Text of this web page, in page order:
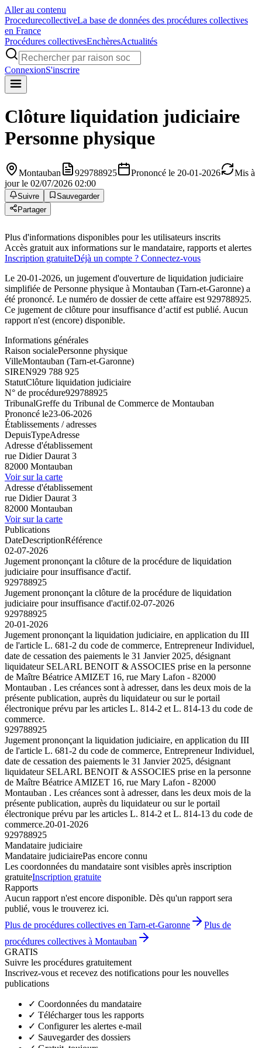
Aller au contenu
ProcedurecollectiveLa base de données des procédures collectives
en France
Procédures collectivesEnchèresActualités
ConnexionS'inscrire
Clôture liquidation judiciaire
Personne physique
Montauban 929788925 Prononcé le 20-01-2026
Mis à
jour le 02/07/2026 02:00
Suivre
Sauvegarder
Partager
Plus d'informations disponibles pour les utilisateurs inscrits
Accès gratuit aux informations sur le mandataire, rapports et alertes
Inscription gratuiteDéjà un compte ? Connectez-vous
Le 20-01-2026, un jugement d'ouverture de liquidation judiciaire
simplifiée de Personne physique à Montauban (Tarn-et-Garonne) a
été prononcé. Le numéro de dossier de cette affaire est 929788925.
Ce jugement de clôture pour insuffisance d’actif est publié. Aucun
rapport n'est (encore) disponible.
Informations générales
Raison socialePersonne physique
VilleMontauban (Tarn-et-Garonne)
SIREN929 788 925
StatutClôture liquidation judiciaire
N° de procédure929788925
TribunalGreffe du Tribunal de Commerce de Montauban
Prononcé le23-06-2026
Établissements / adresses
DepuisTypeAdresse
Adresse d'établissement
rue Didier Daurat 3
82000 Montauban
Voir sur la carte
Adresse d'établissement
rue Didier Daurat 3
82000 Montauban
Voir sur la carte
Publications
DateDescriptionRéférence
02-07-2026
Jugement prononçant la clôture de la procédure de liquidation
judiciaire pour insuffisance d'actif.
929788925
Jugement prononçant la clôture de la procédure de liquidation
judiciaire pour insuffisance d'actif.02-07-2026
929788925
20-01-2026
Jugement prononçant la liquidation judiciaire, en application du III
de l'article L. 681-2 du code de commerce, Entrepreneur Individuel,
date de cessation des paiements le 31 Janvier 2025, désignant
liquidateur SELARL BENOIT & ASSOCIES prise en la personne
de Maître Béatrice AMIZET 16, rue Mary Lafon - 82000
Montauban . Les créances sont à adresser, dans les deux mois de la
présente publication, auprès du liquidateur ou sur le portail
électronique prévu par les articles L. 814-2 et L. 814-13 du code de
commerce.
929788925
Jugement prononçant la liquidation judiciaire, en application du III
de l'article L. 681-2 du code de commerce, Entrepreneur Individuel,
date de cessation des paiements le 31 Janvier 2025, désignant
liquidateur SELARL BENOIT & ASSOCIES prise en la personne
de Maître Béatrice AMIZET 16, rue Mary Lafon - 82000
Montauban . Les créances sont à adresser, dans les deux mois de la
présente publication, auprès du liquidateur ou sur le portail
électronique prévu par les articles L. 814-2 et L. 814-13 du code de
commerce.20-01-2026
929788925
Mandataire judiciaire
Mandataire judiciairePas encore connu
Les coordonnées du mandataire sont visibles après inscription
gratuiteInscription gratuite
Rapports
Aucun rapport n'est encore disponible. Dès qu'un rapport sera
publié, vous le trouverez ici.
Plus de procédures collectives en Tarn-et-Garonne
Plus de
procédures collectives à Montauban
GRATIS
Suivre les procédures gratuitement
Inscrivez-vous et recevez des notifications pour les nouvelles
publications
✓ Coordonnées du mandataire
✓ Télécharger tous les rapports
✓ Configurer les alertes e-mail
✓ Sauvegarder des dossiers